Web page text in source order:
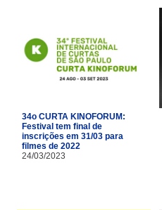
34o CURTA KINOFORUM:
Festival tem final de
inscrições em 31/03 para
filmes de 2022
24/03/2023